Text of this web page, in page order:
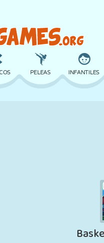
PELEAS INFANTILES
ROBOTS